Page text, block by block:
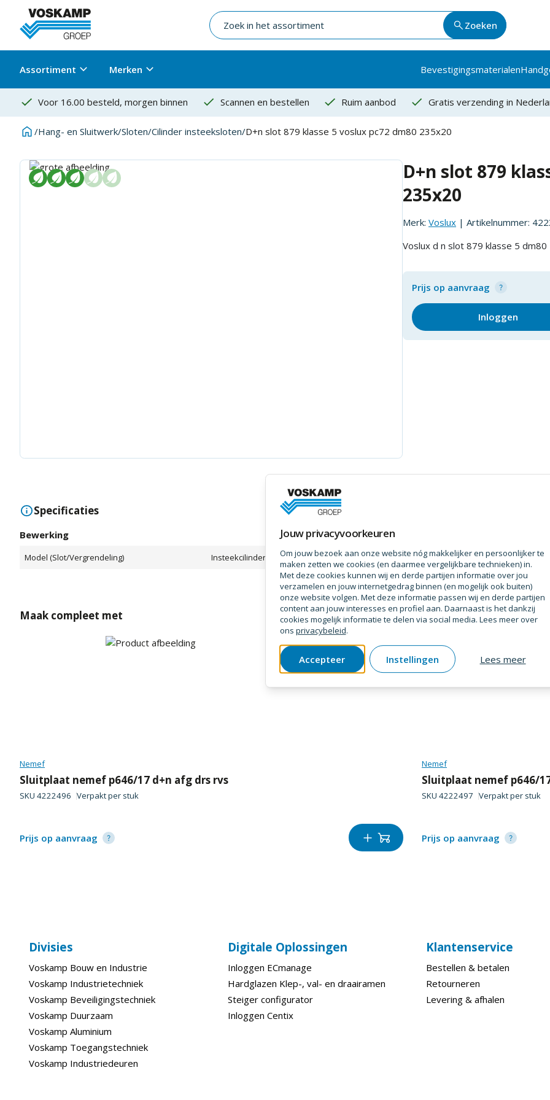
Zoeken
Assortiment Merken Bevestigingsmaterialen
Voor 16.00 besteld, morgen binnen Scannen en bestellen Ruim aanbod Gratis verzending in
/Hang- en Sluitwerk/Sloten/Cilinder insteeksloten/D+n slot 879 klasse 5 voslux pc72 dm80 235x20
D+n slot 879
235x20
Merk: Voslux | Artikelnummer:
Voslux d n slot 879 klasse 5 dm80
Prijs op aanvraag
Inloggen
Specificaties
Bewerking
Model (Slot/Vergrendeling) Insteekcilinderslot (dag- en nachtslot)
Maak compleet met
Nemef
Sluitplaat nemef p646/17 d+n afg drs rvs
SKU 4222496 Verpakt per stuk
Prijs op aanvraag
Nemef
Sluitplaat nemef p646/
SKU 4222497 Verpakt per stuk
Prijs op aanvraag
Divisies
Voskamp Bouw en Industrie
Voskamp Industrietechniek
Voskamp Beveiligingstechniek
Voskamp Duurzaam
Voskamp Aluminium
Voskamp Toegangstechniek
Voskamp Industriedeuren
Digitale Oplossingen
Inloggen ECmanage
Hardglazen Klep-, val- en draairamen
Steiger configurator
Inloggen Centix
Klantenservice
Bestellen & betalen
Retourneren
Levering & afhalen
Jouw privacyvoorkeuren
Om jouw bezoek aan onze website nóg makkelijker en persoonlijker te
maken zetten we cookies (en daarmee vergelijkbare technieken) in.
Met deze cookies kunnen wij en derde partijen informatie over jou
verzamelen en jouw internetgedrag binnen (en mogelijk ook buiten)
onze website volgen. Met deze informatie passen wij en derde partijen
content aan jouw interesses en profiel aan. Daarnaast is het dankzij
cookies mogelijk informatie te delen via social media. Lees meer over
ons privacybeleid.
Accepteer Instellingen Lees meer